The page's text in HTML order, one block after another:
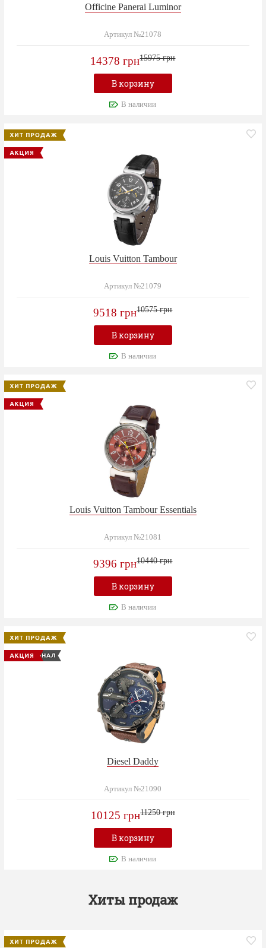
Officine Panerai Luminor
Артикул №21078
14378 грн15975 грн
В корзину
В наличии
Louis Vuitton Tambour
Артикул №21079
9518 грн10575 грн
В корзину
В наличии
Louis Vuitton Tambour Essentials
Артикул №21081
9396 грн10440 грн
В корзину
В наличии
Diesel Daddy
Артикул №21090
10125 грн11250 грн
В корзину
В наличии
Хиты продаж